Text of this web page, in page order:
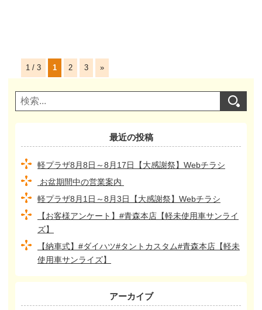
1 / 3 1 2 3 »
最近の投稿
軽プラザ8月8日～8月17日【大感謝祭】Webチラシ
お盆期間中の営業案内
軽プラザ8月1日～8月3日【大感謝祭】Webチラシ
【お客様アンケート】#青森本店【軽未使用車サンライ
ズ】
【納車式】#ダイハツ#タントカスタム#青森本店【軽未
使用車サンライズ】
アーカイブ